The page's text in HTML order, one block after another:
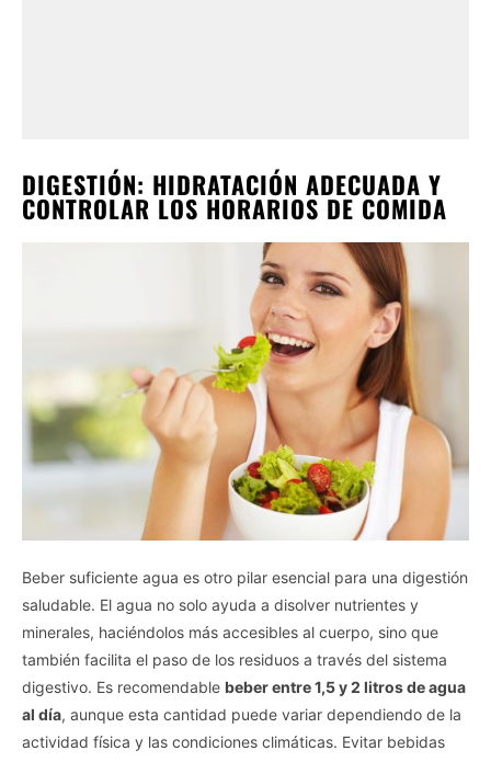
DIGESTIÓN: HIDRATACIÓN ADECUADA Y
CONTROLAR LOS HORARIOS DE COMIDA
Beber suficiente agua es otro pilar esencial para una digestión
saludable. El agua no solo ayuda a disolver nutrientes y
minerales, haciéndolos más accesibles al cuerpo, sino que
también facilita el paso de los residuos a través del sistema
digestivo. Es recomendable beber entre 1,5 y 2 litros de agua
al día, aunque esta cantidad puede variar dependiendo de la
actividad física y las condiciones climáticas. Evitar bebidas